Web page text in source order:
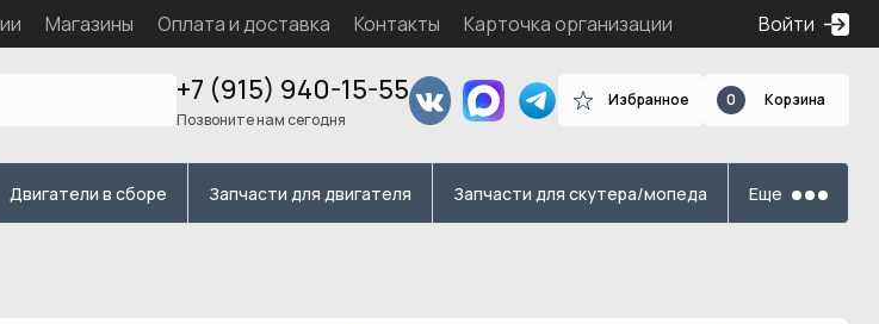
Магазины Оплата и доставка Контакты Карточка организации Войти
+7 (915) 940-15-55
Позвоните нам сегодня
Избранное 0 Корзина
Двигатели в сборе Запчасти для двигателя Запчасти для скутера/мопеда Еще